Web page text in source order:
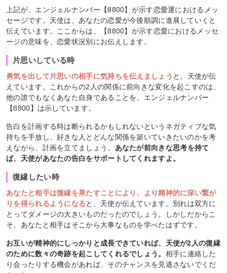
上記が、エンジェルナンバー【8800】が示す恋愛運におけるメッ
セージです。天使は、あなたの恋愛が今後順調に進展していくと
伝えています。ここからは、【8800】が示す恋愛におけるメッセ
ージの意味を、恋愛状況別にお伝えします。
片思いしている時
勇気を出して片思いの相手に気持ちを伝えましょう と、天使が伝
えています。これからの2人の関係に前向きな変化を起こすのは、
他の誰でもなくあなた自身であることを、エンジェルナンバー
【8800】は示しています。
告白を計画する時は断られるかもしれないというネガティブな気
持ちを手放し、好きな人とどんな関係を築いていきたいのかを考
えながら、計画を立てましょう。 あなたが前向きな思考を持て
ば、天使があなたの告白をサポートしてくれますよ。
復縁したい時
あなたと相手は復縁を果たすことにより、より精神的に深い繋が
りを得られるようになると、天使が伝えています。別れは双方に
とってダメージの大きいものだったのでしょう。しかしだからこ
そ、あなたと相手はそこから大事なものを学べたはずです。
お互いが精神的にしっかりと成長できていれば、天使が2人の復縁
のために数々の奇跡を起こしてくれるでしょう。 相手に連絡した
り会ったりする機会があれば、そのチャンスを見逃さないでくだ